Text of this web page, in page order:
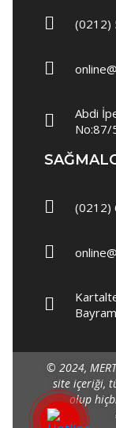
İş Tulumu
Yağmurluk
İş Ayakkabısı
Garson
Süveter &
Spor
Barista
Garson
(0212)
Abdi
No:87/
(0212)
© 2024,
site içeriği,
olup